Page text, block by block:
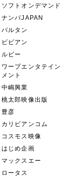
ソフトオンデマンド
ナンパJAPAN
バルタン
ビビアン
ルビー
ワープエンタテイン
メント
中嶋興業
桃太郎映像出版
豊彦
カリビアンコム
コスモス映像
はじめ企画
マックスエー
ロータス